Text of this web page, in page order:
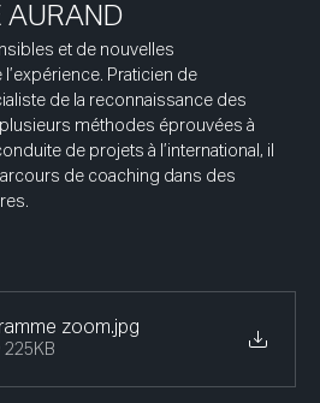
AURAND
et de nouvelles
Praticien de
de la reconnaissance des
méthodes éprouvées à
de projets à l’international, il
de coaching dans des
zoom.jpg
225KB